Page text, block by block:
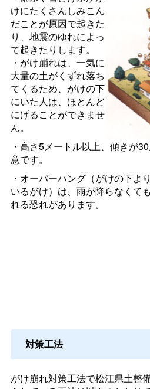
けにたくさんしみこん
だことが原因で起きた
り、地震のゆれによっ
て起きたりします。
・がけ崩れは、一気に
大量の土がくずれ落ち
てくるため、がけの下
にいた人は、ほとんど
にげることができませ
ん。
・高さ5メートル以上、傾きが
意です。
・オーバーハング（がけの下よ
いるがけ）は、雨が降らなくて
れる恐れがあります。
対策工法
がけ崩れ対策工法で松江県土整